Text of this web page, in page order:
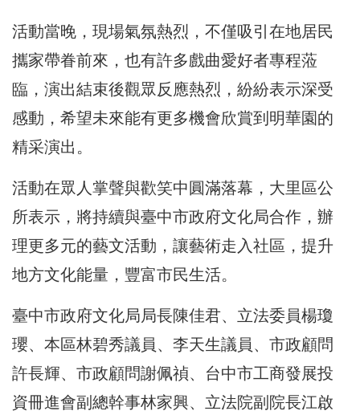
活動當晚，現場氣氛熱烈，不僅吸引在地居民
攜家帶眷前來， 也有許多戲曲愛好者專程蒞
臨，演出結束後觀眾反應熱烈， 紛紛表示深受
感動， 希望未來能有更多機會欣賞到明華園的
精采演出。
活動在眾人掌聲與歡笑中圓滿落幕，大里區公
所表示， 將持續與臺中市政府文化局合作，辦
理更多元的藝文活動， 讓藝術走入社區，提升
地方文化能量，豐富市民生活。
臺中市政府文化局局長陳佳君、立法委員楊瓊
瓔、本區林碧秀議員、 李天生議員、市政顧問
許長輝、市政顧問謝佩禎、 台中市工商發展投
資冊進會副總幹事林家興、 立法院副院長江啟